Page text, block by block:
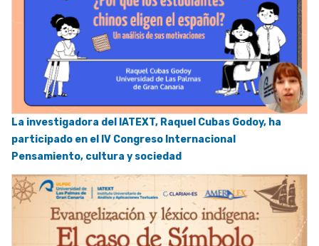
La investigadora del IATEXT, Raquel Cubas Godoy, ha
participado en el IV Congreso Internacional
Pensamiento, cultura y sociedad